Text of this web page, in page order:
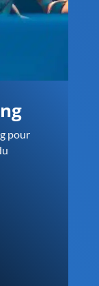
pour